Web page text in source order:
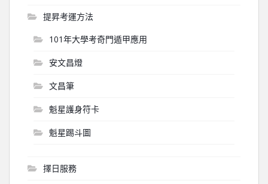
提昇考運方法
101年大學考奇門遁甲應用
安文昌燈
文昌筆
魁星護身符卡
魁星踢斗圖
擇日服務